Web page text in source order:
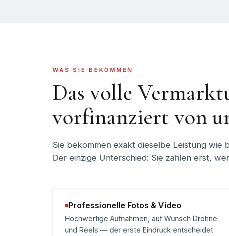
WAS SIE BEKOMMEN
Das volle
vorfinanziert von
Sie bekommen exakt dieselbe Leistung wie
Der einzige Unterschied: Sie zahlen erst,
Professionelle Fotos & Video
Hochwertige Aufnahmen, auf Wunsch Drohne
und Reels — der erste Eindruck entscheidet